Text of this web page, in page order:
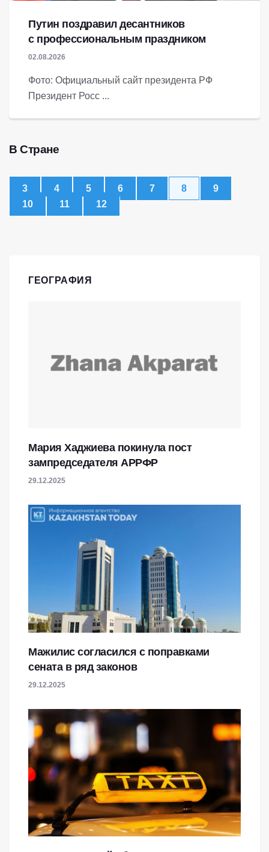
Путин поздравил десантников
с профессиональным праздником
02.08.2026
Фото: Официальный сайт президента РФ
Президент Росс ...
В Стране
3 4 5 6 7 8
9
10
11 12
ГЕОГРАФИЯ
Мария Хаджиева покинула пост
зампредседателя АРРФР
29.12.2025
Мажилис согласился с поправками
сената в ряд законов
29.12.2025